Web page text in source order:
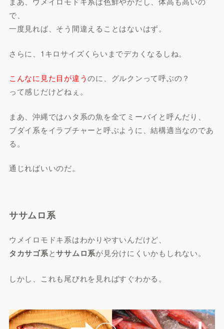
で、
一度見れば、そう間違えることはないはず。
さらに、1キロサイズくらいまでデカくなるしね。
こんなに見た目が違うのに、グルクンって呼ぶの？
って感じだけどねぇ。
まあ、沖縄ではハタ系の魚を全てミーバイと呼んだり、
ブダイ系をイラブチャーと呼ぶように、結構適当なのであ
る。
通じればいいのだ。
ササムロ系
ウメイロモドキ系はわかりやすいんだけど、
タカサゴ系とササムロ系が見分けにくいかもしれない。
しかし、これも尾びれを見ればすぐわかる。